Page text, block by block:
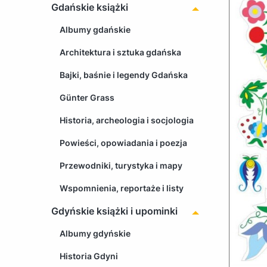
Gdańskie książki
Albumy gdańskie
Architektura i sztuka gdańska
Bajki, baśnie i legendy Gdańska
Günter Grass
Historia, archeologia i socjologia
Powieści, opowiadania i poezja
Przewodniki, turystyka i mapy
Wspomnienia, reportaże i listy
Gdyńskie książki i upominki
Albumy gdyńskie
Historia Gdyni